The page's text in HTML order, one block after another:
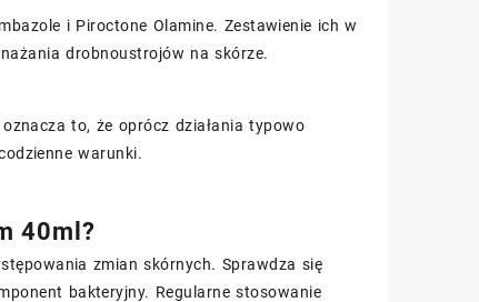
i Piroctone Olamine. Zestawienie ich w
drobnoustrojów na skórze.
to, że oprócz działania typowo
warunki.
40ml?
zmian skórnych. Sprawdza się
bakteryjny. Regularne stosowanie